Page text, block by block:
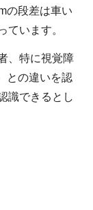
の段差は車い
ています。
、特に視覚障
との違いを認
識できるとし